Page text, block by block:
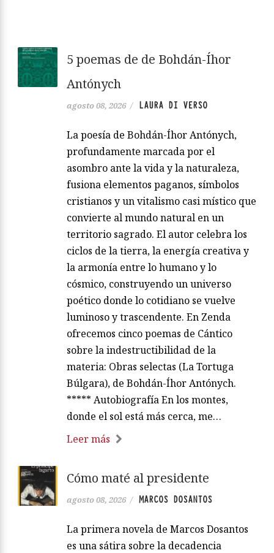
5 poemas de de Bohdán-Íhor
Antónych
agosto 08, 2026 / LAURA DI VERSO
La poesía de Bohdán-Íhor Antónych,
profundamente marcada por el
asombro ante la vida y la naturaleza,
fusiona elementos paganos, símbolos
cristianos y un vitalismo casi místico que
convierte al mundo natural en un
territorio sagrado. El autor celebra los
ciclos de la tierra, la energía creativa y
la armonía entre lo humano y lo
cósmico, construyendo un universo
poético donde lo cotidiano se vuelve
luminoso y trascendente. En Zenda
ofrecemos cinco poemas de Cántico
sobre la indestructibilidad de la
materia: Obras selectas (La Tortuga
Búlgara), de Bohdán-Íhor Antónych.
***** Autobiografía En los montes,
donde el sol está más cerca, me…
Leer más
Cómo maté al presidente
agosto 08, 2026 / MARCOS DOSANTOS
La primera novela de Marcos Dosantos
es una sátira sobre la decadencia